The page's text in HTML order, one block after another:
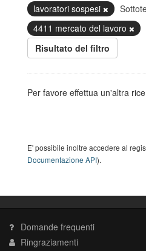
lavoratori sospesi
4411 mercato del lavoro
Risultato del filtro
Per favore effettua un'altra
E' possibile inoltre accedere al
Documentazione API).
Domande frequenti
Ringraziamenti